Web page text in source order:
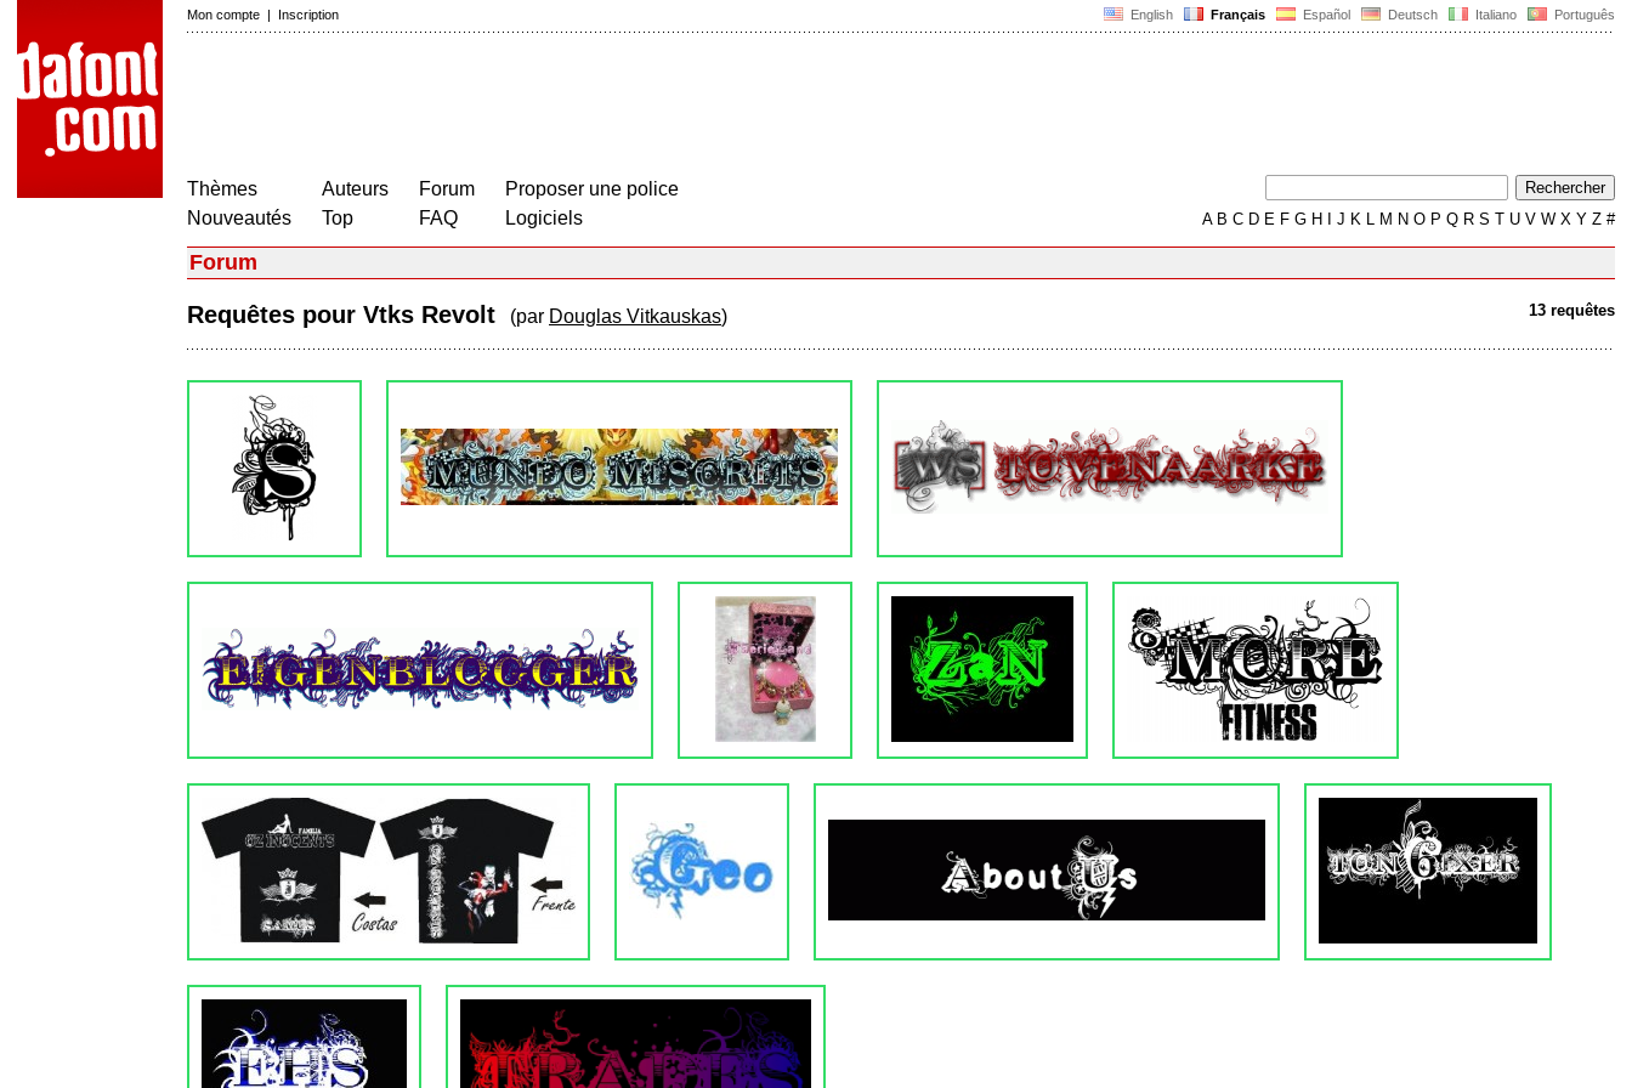
English Français Español Deutsch Italiano Português
Mon compte | Inscription
Thèmes
Nouveautés
Auteurs
Top
Forum
FAQ
Proposer une police
Logiciels
AB C D E F G H J K L M N O P Q R S T U V W X Y Z #
Forum
13 requêtes
Requêtes pour Vtks Revolt (par Douglas Vitkauskas)